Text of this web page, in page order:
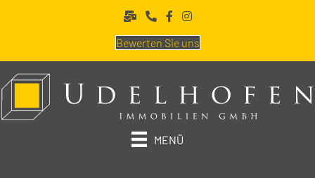
Bewerten Sie uns
MENÜ